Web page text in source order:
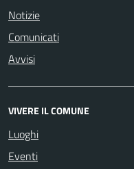
Notizie
Comunicati
Avvisi
VIVERE IL COMUNE
Luoghi
Eventi